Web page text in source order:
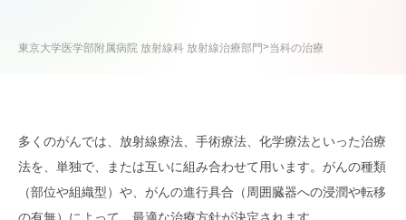
東京大学医学部附属病院 放射線科 放射線治療部門>当科の治療
多くのがんでは、放射線療法、手術療法、化学療法といった治療
法を、単独で、または互いに組み合わせて用います。がんの種類
（部位や組織型）や、がんの進行具合（周囲臓器への浸潤や転移